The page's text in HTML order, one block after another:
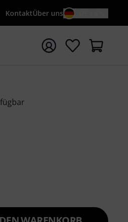
KontaktÜber uns
starten